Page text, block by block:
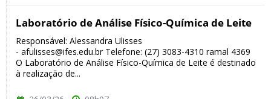
Laboratório de Análise Físico-Química de Leite
Responsável: Alessandra Ulisses
- afulisses@ifes.edu.br Telefone: (27) 3083-4310 ramal 4369
O Laboratório de Análise Físico-Química de Leite é destinado
à realização de...